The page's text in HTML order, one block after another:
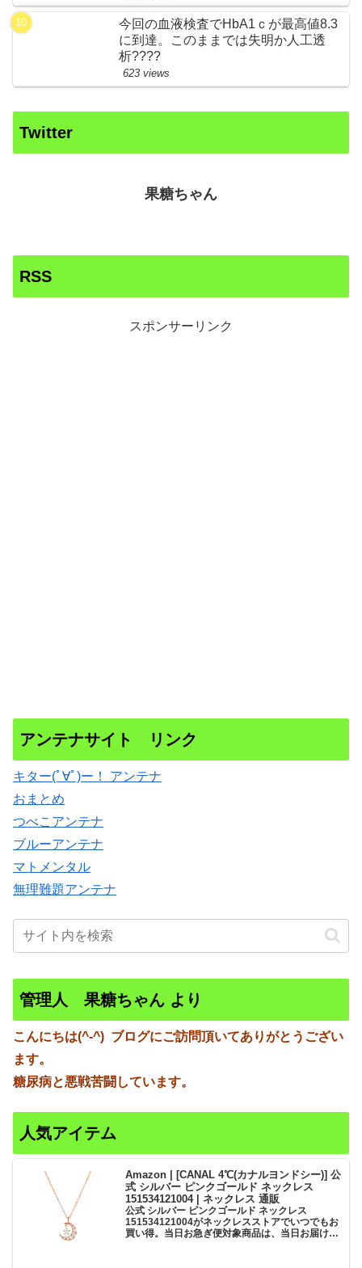
今回の血液検査でHbA1ｃが最高値8.3
に到達。このままでは失明か人工透
析????
623 views
Twitter
果糖ちゃん
RSS
スポンサーリンク
アンテナサイト リンク
キター(ﾟ∀ﾟ)ー！ アンテナ
おまとめ
つべこアンテナ
ブルーアンテナ
マトメンタル
無理難題アンテナ
管理人 果糖ちゃん より
こんにちは(^-^) ブログにご訪問頂いてありがとうござい
ます。
糖尿病と悪戦苦闘しています。
人気アイテム
Amazon | [CANAL 4℃(カナルヨンドシー)] 公
式 シルバー ピンクゴールド ネックレス
151534121004 | ネックレス 通販
公式 シルバー ピンクゴールド ネックレス
151534121004がネックレスストアでいつでもお
買い得。当日お急ぎ便対象商品は、当日お届け可